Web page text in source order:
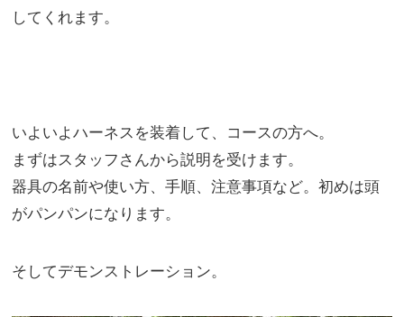
してくれます。
いよいよハーネスを装着して、コースの方へ。
まずはスタッフさんから説明を受けます。
器具の名前や使い方、手順、注意事項など。初めは頭
がパンパンになります。
そしてデモンストレーション。